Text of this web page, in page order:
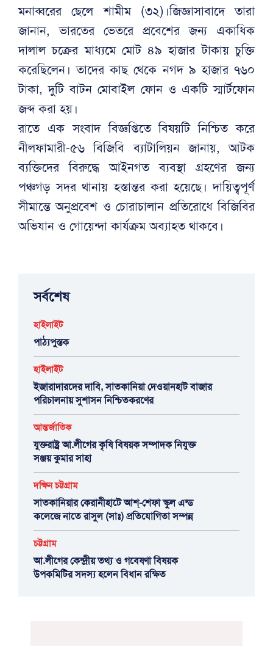
মনাব্বরের ছেলে শামীম (৩২)।জিজ্ঞাসাবাদে তারা
জানান, ভারতের ভেতরে প্রবেশের জন্য একাধিক
দালাল চক্রের মাধ্যমে মোট ৪৯ হাজার টাকায় চুক্তি
করেছিলেন। তাদের কাছ থেকে নগদ ৯ হাজার ৭৬০
টাকা, দুটি বাটন মোবাইল ফোন ও একটি স্মার্টফোন
জব্দ করা হয়।
রাতে এক সংবাদ বিজ্ঞপ্তিতে বিষয়টি নিশ্চিত করে
নীলফামারী-৫৬ বিজিবি ব্যাটালিয়ন জানায়, আটক
ব্যক্তিদের বিরুদ্ধে আইনগত ব্যবস্থা গ্রহণের জন্য
পঞ্চগড় সদর থানায় হস্তান্তর করা হয়েছে। দায়িত্বপূর্ণ
সীমান্তে অনুপ্রবেশ ও চোরাচালান প্রতিরোধে বিজিবির
অভিযান ও গোয়েন্দা কার্যক্রম অব্যাহত থাকবে।
সর্বশেষ
হাইলাইট
পাঠ্যপুস্তক
হাইলাইট
ইজারাদারদের দাবি, সাতকানিয়া দেওয়ানহাট বাজার
পরিচালনায় সুশাসন নিশ্চিতকরণের
আন্তর্জাতিক
যুক্তরাষ্ট্র আ.লীগের কৃষি বিষয়ক সম্পাদক নিযুক্ত
সঞ্জয় কুমার সাহা
দক্ষিন চট্টগ্রাম
সাতকানিয়ার কেরানীহাটে আশ্-শেফা স্কুল এন্ড
কলেজে নাতে রাসুল (সাঃ) প্রতিযোগিতা সম্পন্ন
চট্টগ্রাম
আ.লীগের কেন্দ্রীয় তথ্য ও গবেষণা বিষয়ক
উপকমিটির সদস্য হলেন বিধান রক্ষিত